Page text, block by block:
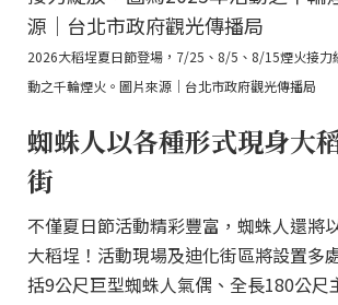
2026大稻埕夏日節登場，7/25、8/5、8/15煙火接力
動之千輪煙火。圖片來源｜台北市政府觀光傳播局
蜘蛛人以各種形式現身大
街
不僅夏日節活動精彩豐富，蜘蛛人還將
大稻埕！活動現場及迪化街區將設置多
括9公尺巨型蜘蛛人氣偶、全長180公尺